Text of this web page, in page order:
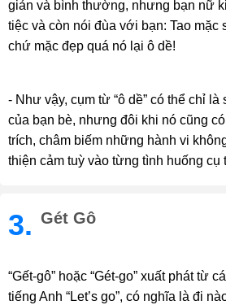
giản và bình thường, nhưng bạn nữ
tiệc và còn nói đùa với bạn: Tao
chứ mặc đẹp quá nó lại ô dề!
- Như vậy, cụm từ “ô dề” có thể chỉ
của bạn bè, nhưng đôi khi nó cũng
trích, châm biếm những hành vi
thiện cảm tuỳ vào từng tình huống cụ
3. Gét Gô
“Gết-gô” hoặc “Gét-go” xuất phát từ
tiếng Anh “Let’s go”, có nghĩa là đi